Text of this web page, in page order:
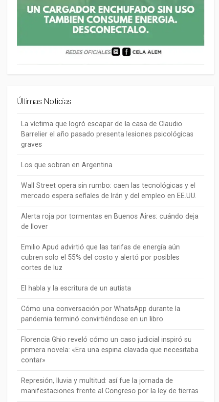
Últimas Noticias
La víctima que logró escapar de la casa de Claudio
Barrelier el año pasado presenta lesiones psicológicas
graves
Los que sobran en Argentina
Wall Street opera sin rumbo: caen las tecnológicas y el
mercado espera señales de Irán y del empleo en EE.UU.
Alerta roja por tormentas en Buenos Aires: cuándo deja
de llover
Emilio Apud advirtió que las tarifas de energía aún
cubren solo el 55% del costo y alertó por posibles
cortes de luz
El habla y la escritura de un autista
Cómo una conversación por WhatsApp durante la
pandemia terminó convirtiéndose en un libro
Florencia Ghio reveló cómo un caso judicial inspiró su
primera novela: «Era una espina clavada que necesitaba
contar»
Represión, lluvia y multitud: así fue la jornada de
manifestaciones frente al Congreso por la ley de tierras